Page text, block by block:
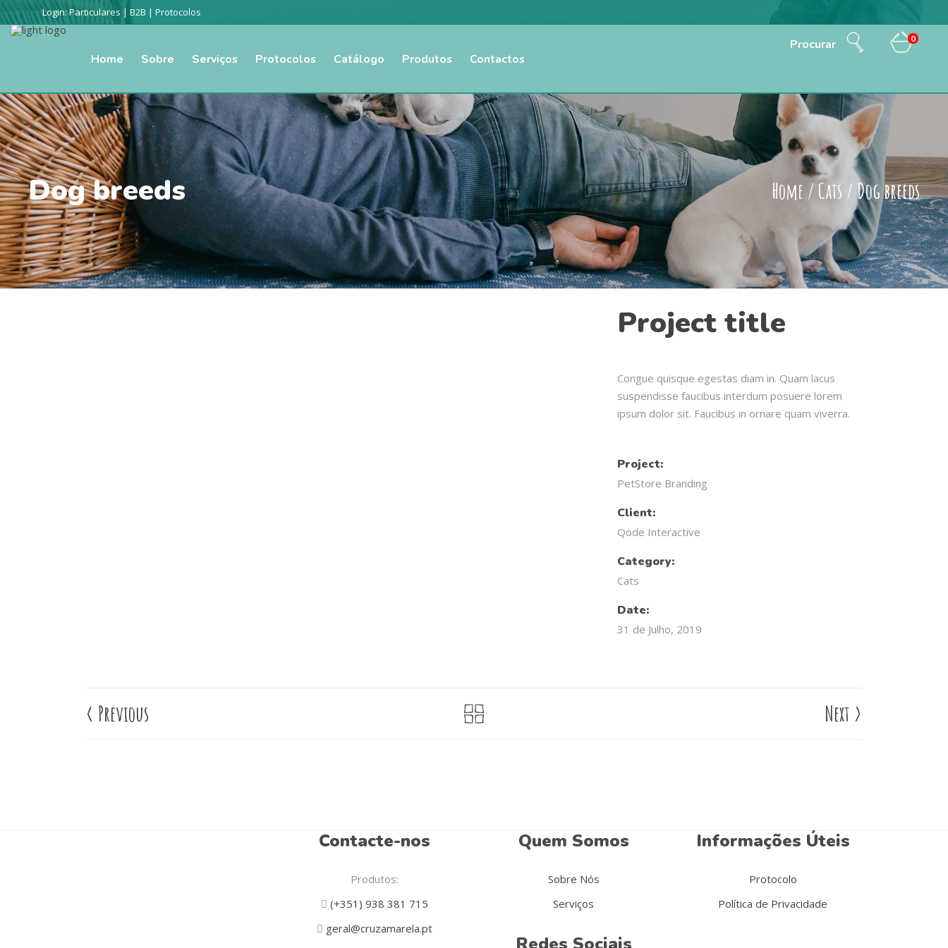
Login:Particulares | B2B | Protocolos
Home Sobre Serviços Protocolos Catálogo Produtos Contactos
Procurar 0
Dog breeds Home / Cats /Dog breeds
Project title
Congue quisque egestas diam in. Quam lacus
suspendisse faucibus interdum posuere lorem
ipsum dolor sit. Faucibus in ornare quam viverra.
Project:
PetStore Branding
Client:
Qode Interactive
Category:
Cats
Date:
31 de Julho, 2019
< Previous Next >
Contacte-nos
Produtos:
(+351) 938 381 715
geral@cruzamarela.pt
Quem Somos
Sobre Nós
Serviços
Informações Úteis
Protocolo
Política de Privacidade